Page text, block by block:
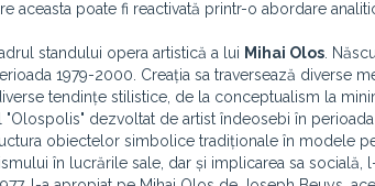
aceasta poate fi reactivată printr-o abordare
standului opera artistică a lui Mihai Olos.
1979-2000. Creația sa traversează diverse
tendințe stilistice, de la conceptualism la
dezvoltat de artist îndeosebi în
obiectelor simbolice tradiționale în modele
în lucrările sale, dar și implicarea sa